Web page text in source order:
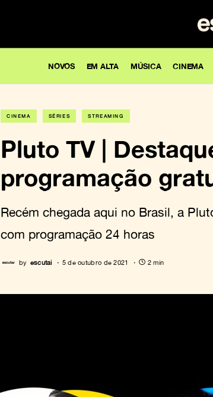
NOVOS EM ALTA MÚSICA CINEMA
CINEMA SÉRIES STREAMING
Pluto TV |
programação
Recém chegada aqui no Brasil, a
com programação 24 horas
by escutai 5 de outubro de 2021 2 min